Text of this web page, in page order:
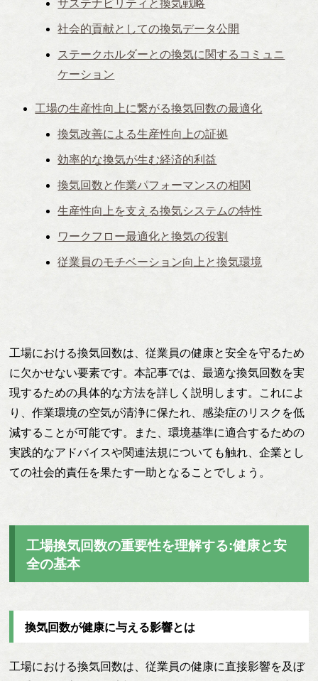
サステナビリティと換気戦略
社会的貢献としての換気データ公開
ステークホルダーとの換気に関するコミュニ
ケーション
工場の生産性向上に繋がる換気回数の最適化
換気改善による生産性向上の証拠
効率的な換気が生む経済的利益
換気回数と作業パフォーマンスの相関
生産性向上を支える換気システムの特性
ワークフロー最適化と換気の役割
従業員のモチベーション向上と換気環境
工場における換気回数は、従業員の健康と安全を守るため
に欠かせない要素です。本記事では、最適な換気回数を実
現するための具体的な方法を詳しく説明します。これによ
り、作業環境の空気が清浄に保たれ、感染症のリスクを低
減することが可能です。また、環境基準に適合するための
実践的なアドバイスや関連法規についても触れ、企業とし
ての社会的責任を果たす一助となることでしょう。
工場換気回数の重要性を理解する:健康と安
全の基本
換気回数が健康に与える影響とは
工場における換気回数は、従業員の健康に直接影響を及ぼ